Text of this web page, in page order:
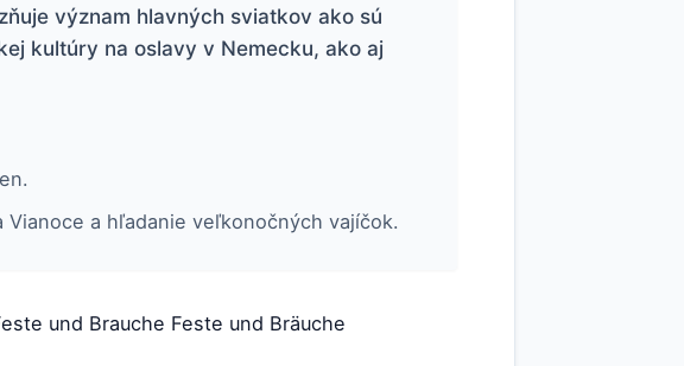
význam hlavných sviatkov ako sú
kultúry na oslavy v Nemecku, ako aj
a hľadanie veľkonočných vajíčok.
und Brauche Feste und Bräuche